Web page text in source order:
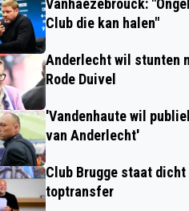
Vanhaezebrouck:
Club die kan halen"
Anderlecht wil stunten
Rode Duivel
'Vandenhaute wil
van Anderlecht'
Club Brugge staat
toptransfer